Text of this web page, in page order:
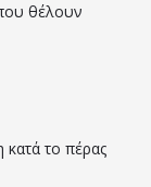
θέλουν
κατά το πέρας